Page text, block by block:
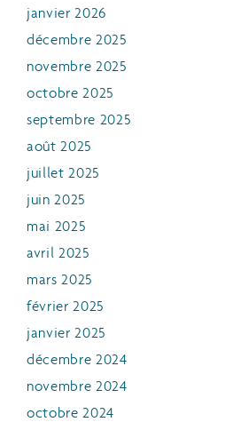
janvier 2026
décembre 2025
novembre 2025
octobre 2025
septembre 2025
août 2025
juillet 2025
juin 2025
mai 2025
avril 2025
mars 2025
février 2025
janvier 2025
décembre 2024
novembre 2024
octobre 2024